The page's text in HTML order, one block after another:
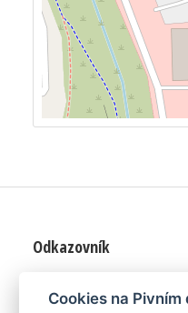
Odkazovník
Blog| Nápady & připomínky
Cookies na Pivním